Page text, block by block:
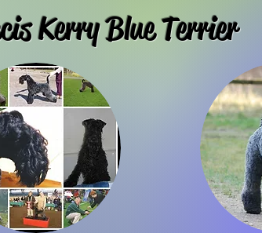
Kerry Blue Terrier